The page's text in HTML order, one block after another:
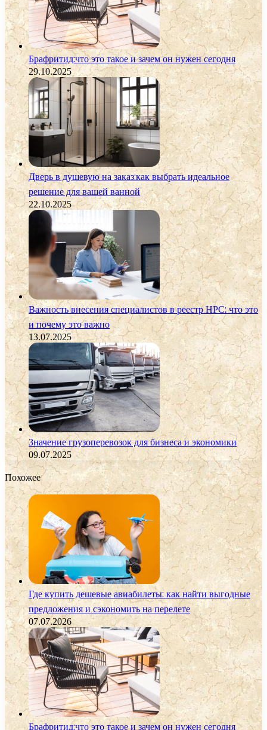
Брафритид:что это такое и зачем он нужен сегодня
29.10.2025
Дверь в душевую на заказ:как выбрать идеальное
решение для вашей ванной
22.10.2025
Важность внесения специалистов в реестр НРС: что это
и почему это важно
13.07.2025
Значение грузоперевозок для бизнеса и экономики
09.07.2025
Похожее
Где купить дешевые авиабилеты: как найти выгодные
предложения и сэкономить на перелете
07.07.2026
Брафритид:что это такое и зачем он нужен сегодня